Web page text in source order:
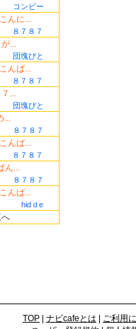
コンビー
んに...
８７８７
...
団塊びと
んば...
８７８７
...
団塊びと
...
８７８７
んば...
８７８７
ん...
８７８７
んば...
hidｄe
へ
TOP ナビcafeとは
ご利用